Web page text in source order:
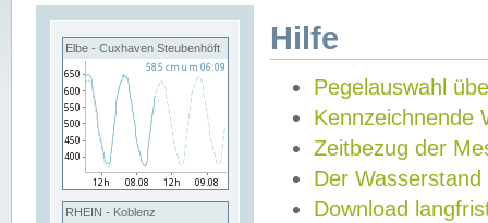
Elbe - Cuxhaven Steubenhöft
RHEIN - Koblenz
Hilfe
Pegelauswahl
Kennzeichnende
Zeitbezug der
Der Wasserstand
Download